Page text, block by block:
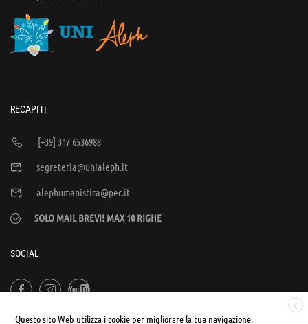
RECAPITI
[+39] 347 6536988
segreteria@unialeph.it
alephumanistica@pec.it
SOLO MAIL BREVI! MAX 10 RIGHE
SOCIAL
X
Questo sito Web utilizza i cookie per migliorare la tua navigazione.